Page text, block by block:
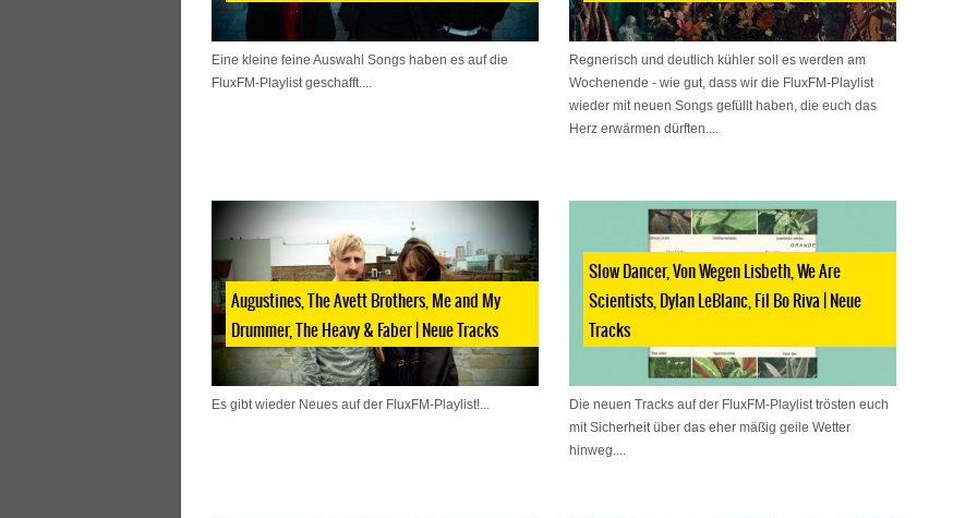
Eine kleine feine Auswahl Songs haben es auf die
FluxFM-Playlist geschafft....
Regnerisch und deutlich kühler soll es werden am
Wochenende - wie gut, dass wir die FluxFM-Playlist
wieder mit neuen Songs gefüllt haben, die euch das
Herz erwärmen dürften....
Augustines, The Avett Brothers, Me and My
Drummer, The Heavy & Faber | Neue Tracks
Es gibt wieder Neues auf der FluxFM-Playlist!...
Slow Dancer, Von Wegen Lisbeth, We Are
Scientists, Dylan LeBlanc, Fil Bo Riva | Neue
Tracks
Die neuen Tracks auf der FluxFM-Playlist trösten euch
mit Sicherheit über das eher mäßig geile Wetter
hinweg....